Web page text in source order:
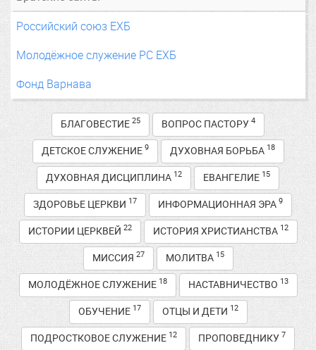
Российский союз ЕХБ
Молодёжное служение РС ЕХБ
Фонд Варнава
БЛАГОВЕСТИЕ 25 ВОПРОС ПАСТОРУ 4
ДЕТСКОЕ СЛУЖЕНИЕ 9 ДУХОВНАЯ БОРЬБА 18
ДУХОВНАЯ ДИСЦИПЛИНА 12 ЕВАНГЕЛИЕ 15
ЗДОРОВЬЕ ЦЕРКВИ 17 ИНФОРМАЦИОННАЯ ЭРА 9
ИСТОРИИ ЦЕРКВЕЙ 22 ИСТОРИЯ ХРИСТИАНСТВА 12
МИССИЯ 27 МОЛИТВА 15
МОЛОДЁЖНОЕ СЛУЖЕНИЕ 18 НАСТАВНИЧЕСТВО 13
ОБУЧЕНИЕ 17 ОТЦЫ И ДЕТИ 12
ПОДРОСТКОВОЕ СЛУЖЕНИЕ 12 ПРОПОВЕДНИКУ 7